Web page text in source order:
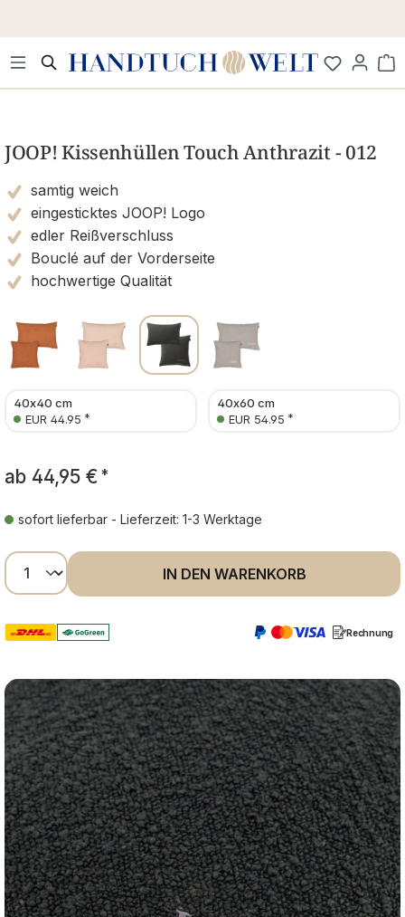
JOOP! Kissenhüllen Touch Anthrazit - 012
samtig weich
eingesticktes JOOP! Logo
edler Reißverschluss
Bouclé auf der Vorderseite
hochwertige Qualität
40x40 cm
EUR 44.95 *
40x60 cm
EUR 54.95 *
ab 44,95 € *
sofort lieferbar - Lieferzeit: 1-3 Werktage
Produkt Anzahl: Gib den gewünschten
IN DEN WARENKORB
Rechnung